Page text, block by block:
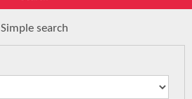
Simple search